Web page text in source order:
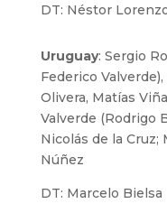
DT: Néstor
Uruguay: Sergio
Federico
Olivera, Matías
Valverde (Rodrigo
Nicolás de la Cruz;
Núñez
DT: Marcelo Bielsa